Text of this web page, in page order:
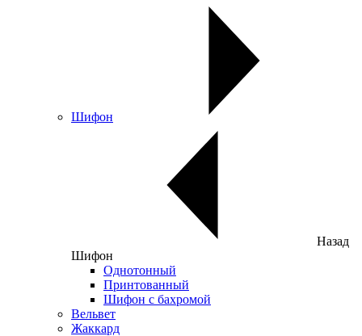
Шифон
Назад
Шифон
Однотонный
Принтованный
Шифон с бахромой
Вельвет
Жаккард